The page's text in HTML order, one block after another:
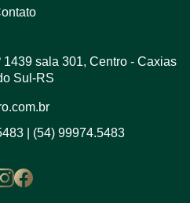
1439 sala 301, Centro - Caxias
Sul-RS
(54) 99974.5483